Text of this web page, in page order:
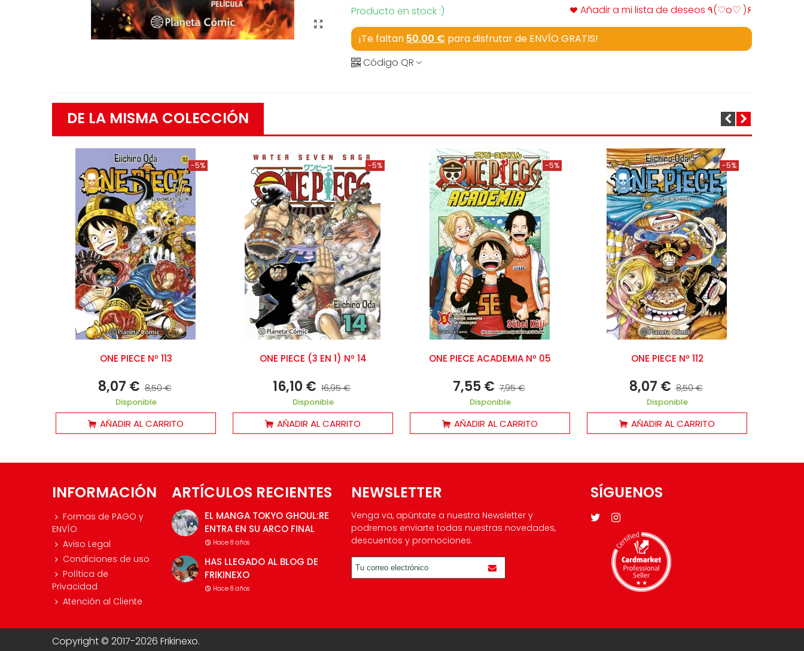
Producto en stock :) Añadir a mi lista de deseos ٩(♡o♡ )۶
¡Te faltan 50,00 € para disfrutar de ENVÍO GRATIS!
Código QR
DE LA MISMA COLECCIÓN
-5%
ONE PIECE Nº 113
8,07 € 8,50 €
Disponible
AÑADIR AL CARRITO
-5%
ONE PIECE (3 EN 1) Nº 14
16,10 € 16,95 €
Disponible
AÑADIR AL CARRITO
-5%
ONE PIECE ACADEMIA Nº 05
7,55 € 7,95 €
Disponible
AÑADIR AL CARRITO
-5%
ONE PIECE Nº 112
8,07 € 8,50 €
Disponible
AÑADIR AL CARRITO
INFORMACIÓN
Formas de PAGO y
ENVÍO
Aviso Legal
Condiciones de uso
Política de
Privacidad
Atención al Cliente
ARTÍCULOS RECIENTES
EL MANGA TOKYO GHOUL:RE
ENTRA EN SU ARCO FINAL
Hace 8 años
HAS LLEGADO AL BLOG DE
FRIKINEXO
Hace 8 años
NEWSLETTER
Venga va, apúntate a nuestra Newsletter y
podremos enviarte todas nuestras novedades,
descuentos y promociones.
SÍGUENOS
Copyright © 2017-2026 Frikinexo.